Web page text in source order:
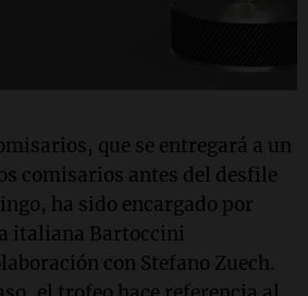
que se entregará a un
comisarios antes del desfile
ha sido encargado por
italiana Bartoccini
con Stefano Zuech.